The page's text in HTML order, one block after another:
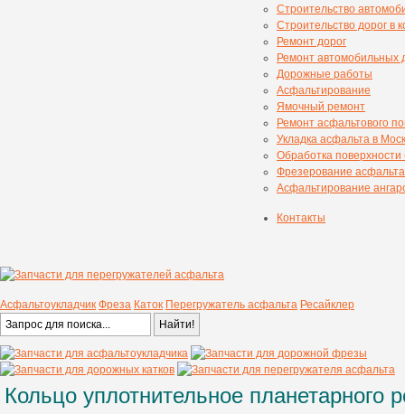
Строительство
Строительство дорог в
Ремонт дорог
Ремонт автомобильных
Дорожные работы
Асфальтирование
Ямочный ремонт
Ремонт асфальтового
Укладка асфальта в
Обработка
Фрезерование асфальта
Асфальтирование
Контакты
Асфальтоукладчик Фреза Каток Перегружатель асфальта Ресайклер
Кольцо уплотнительное планетарного